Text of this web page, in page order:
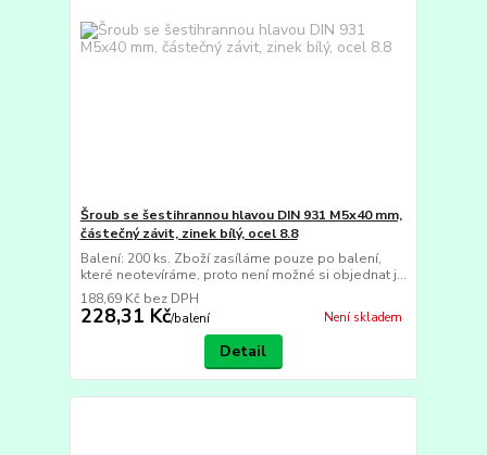
Šroub se šestihrannou hlavou DIN 931 M5x40 mm,
částečný závit, zinek bílý, ocel 8.8
Balení: 200 ks. Zboží zasíláme pouze po balení,
které neotevíráme, proto není možné si objednat j...
228,31 Kč/balení
188,69 Kč bez DPH
Není skladem
Detail